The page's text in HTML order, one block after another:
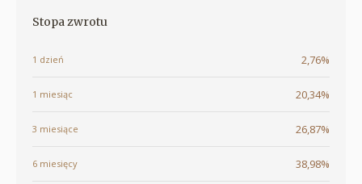
Stopa zwrotu
1 dzień 2,76%
1 miesiąc 20,34%
3 miesiące 26,87%
6 miesięcy 38,98%